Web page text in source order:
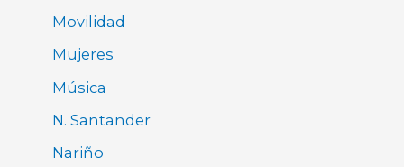
Movilidad
Mujeres
Música
N. Santander
Nariño